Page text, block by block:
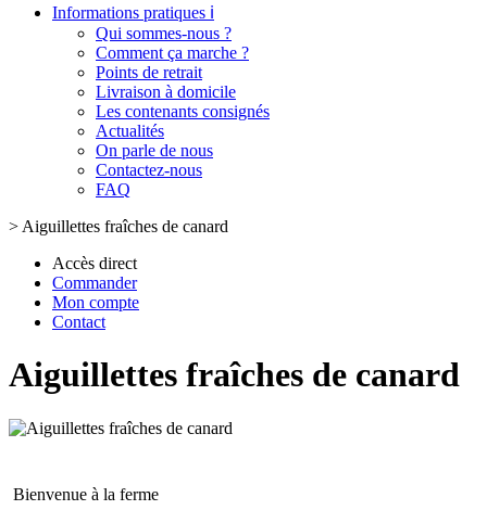
Informations pratiques ℹ️
Qui sommes-nous ?
Comment ça marche ?
Points de retrait
Livraison à domicile
Les contenants consignés
Actualités
On parle de nous
Contactez-nous
FAQ
> Aiguillettes fraîches de canard
Accès direct
Commander
Mon compte
Contact
Aiguillettes fraîches de canard
Bienvenue à la ferme